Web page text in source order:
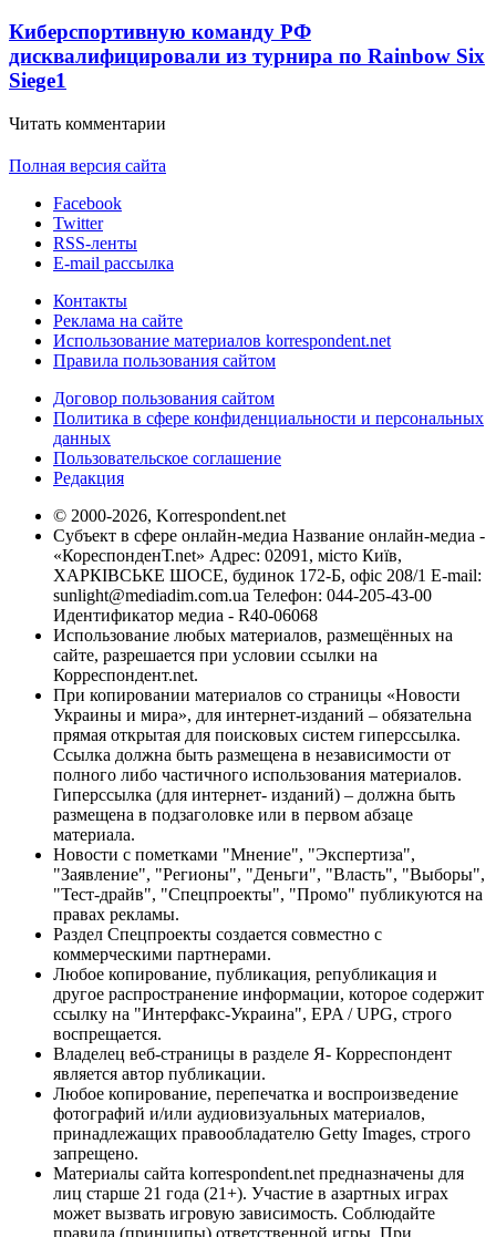
Киберспортивную команду РФ
дисквалифицировали из турнира по Rainbow Six
Siege1
Читать комментарии
Полная версия сайта
Facebook
Twitter
RSS-ленты
E-mail рассылка
Контакты
Реклама на сайте
Использование материалов korrespondent.net
Правила пользования сайтом
Договор пользования сайтом
Политика в сфере конфиденциальности и персональных
данных
Пользовательское соглашение
Редакция
© 2000-2026, Korrespondent.net
Субъект в сфере онлайн-медиа Название онлайн-медиа -
«КореспонденТ.net» Адрес: 02091, місто Київ,
ХАРКІВСЬКЕ ШОСЕ, будинок 172-Б, офіс 208/1 E-mail:
sunlight@mediadim.com.ua Телефон: 044-205-43-00
Идентификатор медиа - R40-06068
Использование любых материалов, размещённых на
сайте, разрешается при условии ссылки на
Корреспондент.net.
При копировании материалов со страницы «Новости
Украины и мира», для интернет-изданий – обязательна
прямая открытая для поисковых систем гиперссылка.
Ссылка должна быть размещена в независимости от
полного либо частичного использования материалов.
Гиперссылка (для интернет- изданий) – должна быть
размещена в подзаголовке или в первом абзаце
материала.
Новости с пометками "Мнение", "Экспертиза",
"Заявление", "Регионы", "Деньги", "Власть", "Выборы",
"Тест-драйв", "Спецпроекты", "Промо" публикуются на
правах рекламы.
Раздел Спецпроекты создается совместно с
коммерческими партнерами.
Любое копирование, публикация, републикация и
другое распространение информации, которое содержит
ссылку на "Интерфакс-Украина", EPA / UPG, строго
воспрещается.
Владелец веб-страницы в разделе Я- Корреспондент
является автор публикации.
Любое копирование, перепечатка и воспроизведение
фотографий и/или аудиовизуальных материалов,
принадлежащих правообладателю Getty Images, строго
запрещено.
Материалы сайта korrespondent.net предназначены для
лиц старше 21 года (21+). Участие в азартных играх
может вызвать игровую зависимость. Соблюдайте
правила (принципы) ответственной игры. При